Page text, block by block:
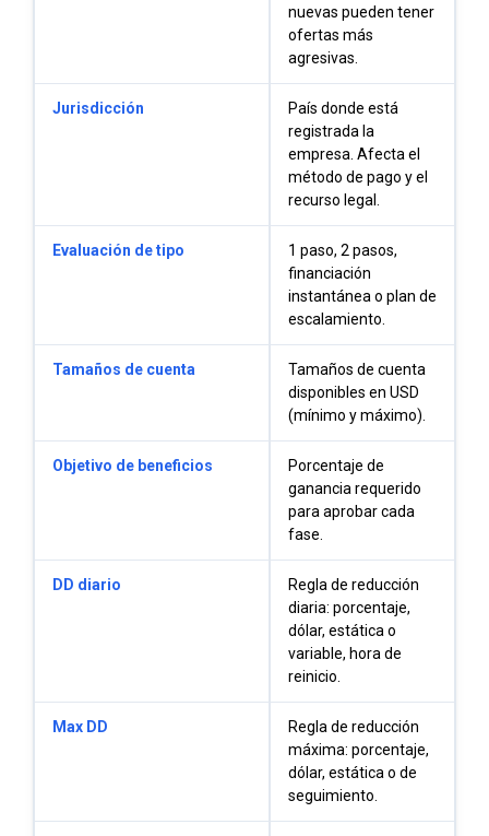
nuevas pueden tener
ofertas más
agresivas.
Jurisdicción
País donde está
registrada la
empresa. Afecta el
método de pago y el
recurso legal.
Evaluación de tipo
1 paso, 2 pasos,
financiación
instantánea o plan de
escalamiento.
Tamaños de cuenta
Tamaños de cuenta
disponibles en USD
(mínimo y máximo).
Objetivo de beneficios
Porcentaje de
ganancia requerido
para aprobar cada
fase.
DD diario
Regla de reducción
diaria: porcentaje,
dólar, estática o
variable, hora de
reinicio.
Max DD
Regla de reducción
máxima: porcentaje,
dólar, estática o de
seguimiento.